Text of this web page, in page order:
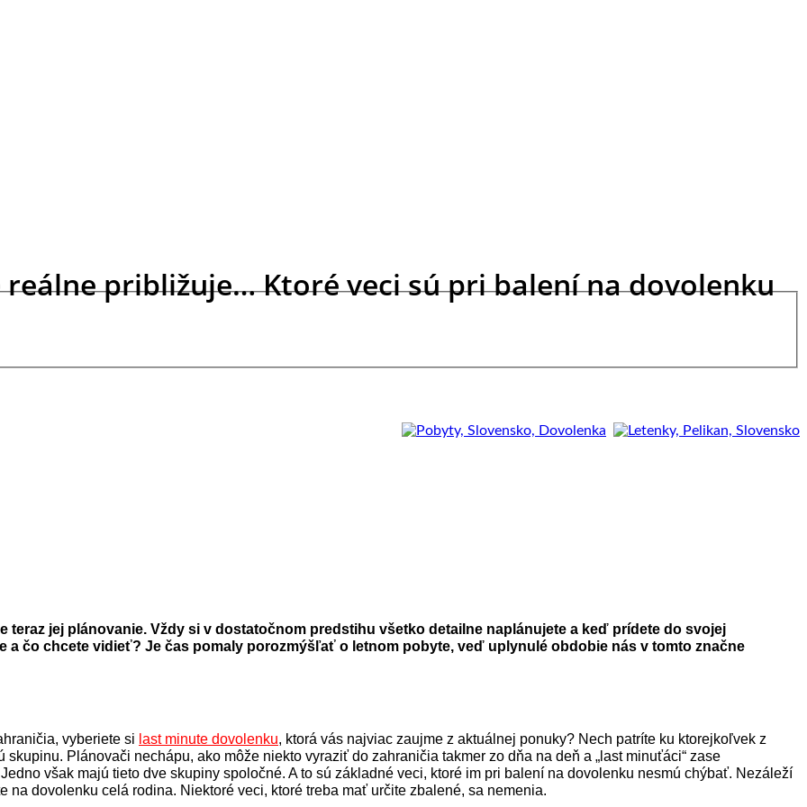
reálne približuje… Ktoré veci sú pri balení na dovolenku
jej plánovanie. Vždy si v dostatočnom predstihu všetko detailne naplánujete a keď prídete do svojej
a čo chcete vidieť? Je čas pomaly porozmýšľať o letnom pobyte, veď uplynulé obdobie nás v tomto značne
vyberiete si last minute dovolenku, ktorá vás najviac zaujme z aktuálnej ponuky? Nech patríte ku ktorejkoľvek z
Plánovači nechápu, ako môže niekto vyraziť do zahraničia takmer zo dňa na deň a „last minuťáci“ zase
edno však majú tieto dve skupiny spoločné. A to sú základné veci, ktoré im pri balení na dovolenku nesmú chýbať. Nezáleží
dovolenku celá rodina. Niektoré veci, ktoré treba mať určite zbalené, sa nemenia.